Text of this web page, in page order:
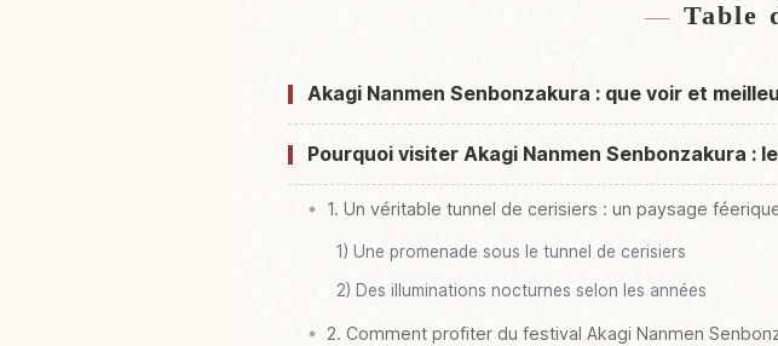
Table
Akagi Nanmen Senbonzakura : que voir et
Pourquoi visiter Akagi Nanmen Senbonzakura :
1. Un véritable tunnel de cerisiers : un paysage
1) Une promenade sous le tunnel de cerisiers
2) Des illuminations nocturnes selon les années
2. Comment profiter du festival Akagi Nanmen